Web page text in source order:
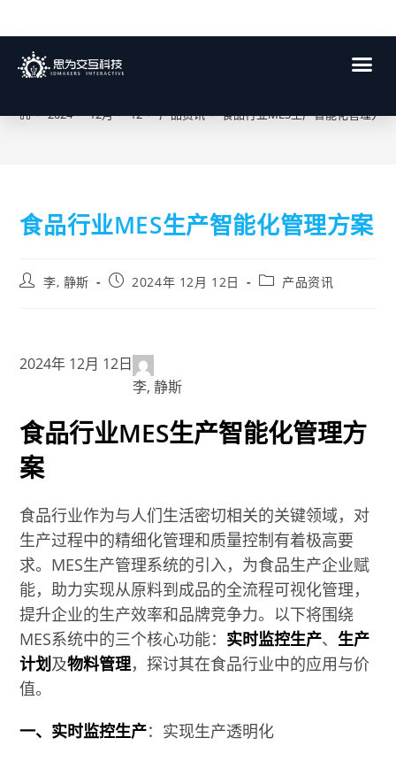
博客
> 2024 > 12月 > 12 > 产品资讯 > 食品行业MES生产智能化管理方案
食品行业MES生产智能化管理方案
李, 静斯 2024年 12月 12日 产品资讯
2024年 12月 12日
李, 静斯
食品行业MES生产智能化管理方
案
食品行业作为与人们生活密切相关的关键领域，对
生产过程中的精细化管理和质量控制有着极高要
求。MES生产管理系统的引入，为食品生产企业赋
能，助力实现从原料到成品的全流程可视化管理，
提升企业的生产效率和品牌竞争力。以下将围绕
MES系统中的三个核心功能： 实时监控生产、 生产
计划 及物料管理，探讨其在食品行业中的应用与价
值。
一、实时监控生产：实现生产透明化